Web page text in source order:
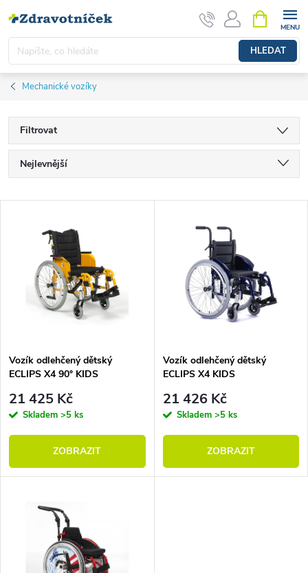
HLEDAT
Mechanické vozíky
Filtrovat
Řazení produktů
Nejlevnější
Abecedně
Vozík odlehčený dětský
ECLIPS X4 90° KIDS
21 425 Kč
Skladem >5 ks
ZOBRAZIT
Vozík odlehčený dětský
ECLIPS X4 KIDS
21 426 Kč
Skladem >5 ks
ZOBRAZIT